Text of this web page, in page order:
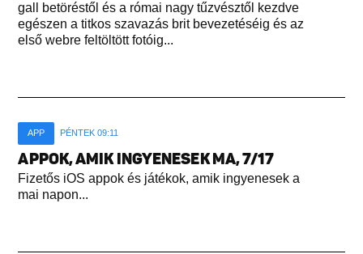
gall betöréstől és a római nagy tűzvésztől kezdve
egészen a titkos szavazás brit bevezetéséig és az
első webre feltöltött fotóig...
APP PÉNTEK 09:11
APPOK, AMIK INGYENESEK MA, 7/17
Fizetős iOS appok és játékok, amik ingyenesek a
mai napon...